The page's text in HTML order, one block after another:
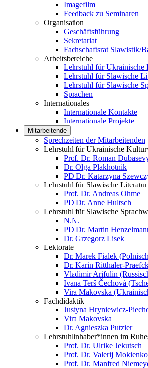
Imagefilm
Feedback zu Seminaren
Organisation
Geschäftsführung
Sekretariat
Fachschaftsrat Slawistik/
Arbeitsbereiche
Lehrstuhl für Ukrainische
Lehrstuhl für Slawische
Lehrstuhl für Slawische
Sprachen
Internationales
Internationale Kontakte
Internationale Projekte
Mitarbeitende
Sprechzeiten der Mitarbeitenden
Lehrstuhl für Ukrainische
Prof. Dr. Roman
Dr. Olga Plakhotnik
PD Dr. Katarzyna
Lehrstuhl für Slawische
Prof. Dr. Andreas Ohme
PD Dr. Anne Hultsch
Lehrstuhl für Slawische
N.N.
PD Dr. Martin
Dr. Grzegorz Lisek
Lektorate
Dr. Marek Fialek
Dr. Karin Ritthaler-
Vladimir Arifulin
Ivana Terš Čechová
Vira Makovska
Fachdidaktik
Justyna Hryniewicz-
Vira Makovska
Dr. Agnieszka Putzier
Lehrstuhlinhaber*innen im
Prof. Dr. Ulrike Jekutsch
Prof. Dr. Valerij Mokienko
Prof. Dr. Manfred